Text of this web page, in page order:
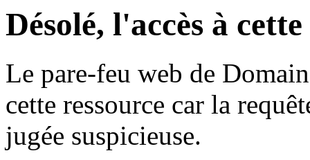
Désolé, l'accès à
Le pare-feu web de
cette ressource car la
jugée suspicieuse.